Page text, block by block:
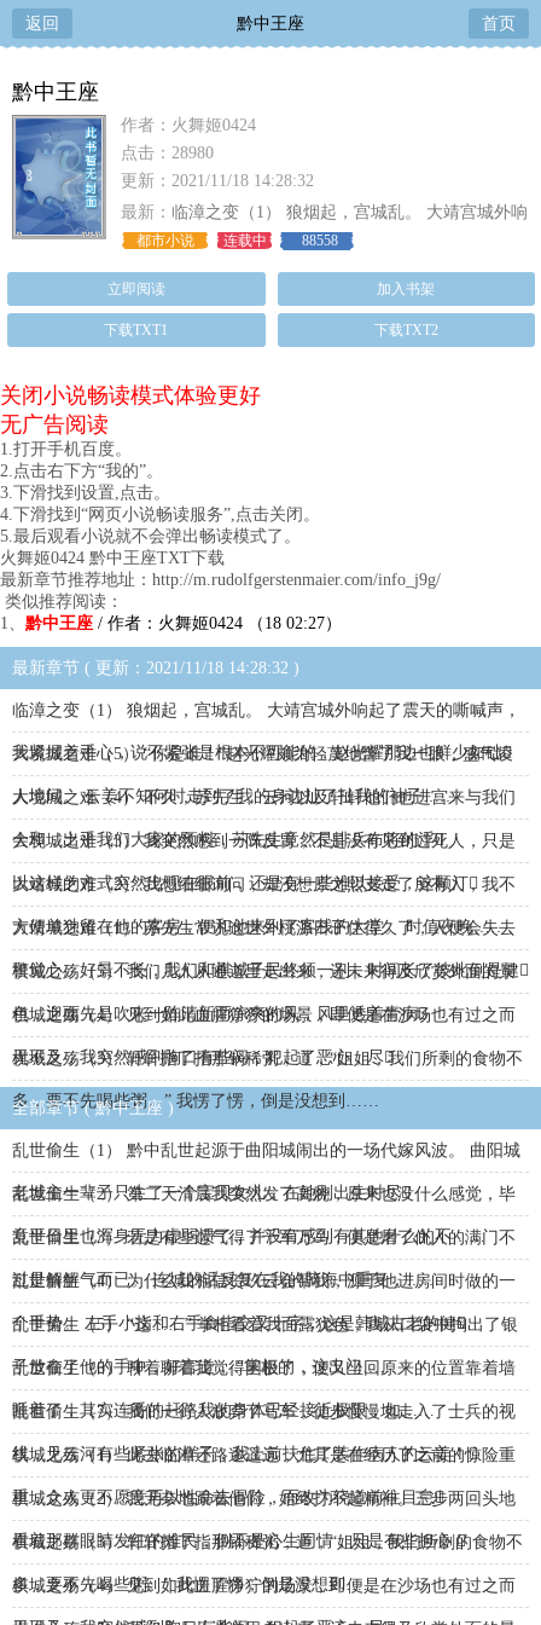
返回 黔中王座 首页
黔中王座
作者：火舞姬0424
点击：28980
更新：2021/11/18 14:28:32
最新： 临漳之变（1） 狼烟起，宫城乱。 大靖宫城外响
起了震天的嘶喊声，我紧握着手心，说不紧张是根本不
可能的，赵光耀那边也鲜少如础
都市小说 连载中 88558
立即阅读 加入书架
下载TXT1 下载TXT2
关闭小说畅读模式体验更好
无广告阅读
1.打开手机百度。
2.点击右下方“我的”。
3.下滑找到设置,点击。
4.下滑找到“网页小说畅读服务”,点击关闭。
5.最后观看小说就不会弹出畅读模式了。
火舞姬0424 黔中王座TXT下载
最新章节推荐地址：http://m.rudolfgerstenmaier.com/info_j9g/
类似推荐阅读：
1、 黔中王座 / 作者：火舞姬0424 （18 02:27）
最新章节 ( 更新：2021/11/18 14:28:32 )
临漳之变（1） 狼烟起，宫城乱。 大靖宫城外响起了震天的嘶喊声，
我紧握着手心，说不紧张是根本不可能的，赵光耀那边也鲜少如础
大境城之难（5） “你是谁！”赵光耀颇为轻蔑地瞥了我一眼，盛气凌
人地问。 云姜不知何时走到了我的身边扯了扯我的袖子……
大境城之难（4） 不久，苏先生、云河以及轩轩他们也进宫来与我们
会和，出乎我们大家的预料，苏先生竟然是排兵布将的浮
大境城之难（3） 我突然感到一阵反胃，不是没有见到过死人，只是
以这样的方式突然出现在眼前，还是有一些难以接受，这颗汀
大靖城之难（2） 我想细细询问，却没想原之熙支走了所有人，我不
方便单独留在他的客房，便和他来到了客栈的大堂。 时值夜晚……
大靖城之难（1） 苏先生常说这世外桃源日子住得久了，人便会失去
警觉心。好景不长，我们和棋城子民终须一别，时间长了彼此倒是健
棋城之殇（5） 我们几人从通道里走出来，还未来得及欣赏外面的景
色，迎面先是吹来一阵清新而凉爽的风，风里透着青病
棋城之殇（4） 见到如此血腥狰狞的场景，即便是在沙场也有过之而
无不及，我突然感到胸口有些闷，犯起了恶心，尽
棋城之殇（3） 轩轩指了指那锅稀粥，道，“姐姐，我们所剩的食物不
多，要不先喝些粥。” 我愣了愣，倒是没想到……
全部章节 ( 黔中王座 )
乱世偷生（1） 黔中乱世起源于曲阳城闹出的一场代嫁风波。 曲阳城
老城主一辈子只生了一个宝贝女儿，在她刚出生时尽
乱世偷生（2） 第二天清晨我突然发了高烧，原来也没什么感觉，毕
竟平日里也浑身无力虚弱惯了，并没有感到有其他什么的不……
乱世偷生（3） 若是有些运气得了千军万马，便是屠了仇人的满门不
过是解解气而已。 连城的话反复在我的脑海中重复，……
乱世偷生（4） 为什么我相信贺玖云会帮我，源于他进房间时做的一
个手势。 左手小指和右手食指交叉十字，这是韩城古老的健
乱世偷生（5） “这……” 掌柜看着我面露犹色，我从口袋中掏出了银
子放在了他的手中，好言道， “掌柜的，这出门……
乱世偷生（6） 聊着聊着我觉得困极了，便又坐回原来的位置靠着墙
睡着了，其实连番的赶路我的身体已经接近极限，如……
乱世偷生（7） 我们一行人放弃了马车，徒步慢慢地走入了士兵的视
线，见云河有些紧张的样子，我上前扶住了装作病人的云姜！
棋城之殇（1） 此去临漳还路途遥远，尤其是在经历了之前的惊险重
重，众人更不愿意再以性命去冒险，而改为绕道前往目怠
棋城之殇（2） 我无奈地跟着他们，始终打不起精神。三步两回头地
看着那群眼睛发红的难民，倒不是心生同情，只是有些担心 
棋城之殇（3） 轩轩指了指那锅稀粥，道，“姐姐，我们所剩的食物不
多，要不先喝些粥。” 我愣了愣，倒是没想到……
棋城之殇（4） 见到如此血腥狰狞的场景，即便是在沙场也有过之而